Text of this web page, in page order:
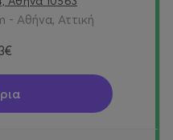
- Αθήνα, Αττική